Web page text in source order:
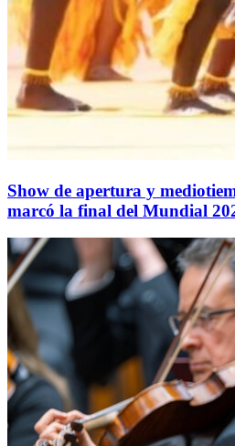
Show de apertura y
marcó la final del Mundial